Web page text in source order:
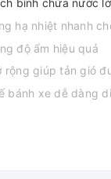
bình chứa nước
hạ nhiệt nhanh
độ ẩm hiệu quả
rộng giúp tản gió
bánh xe dễ dàng